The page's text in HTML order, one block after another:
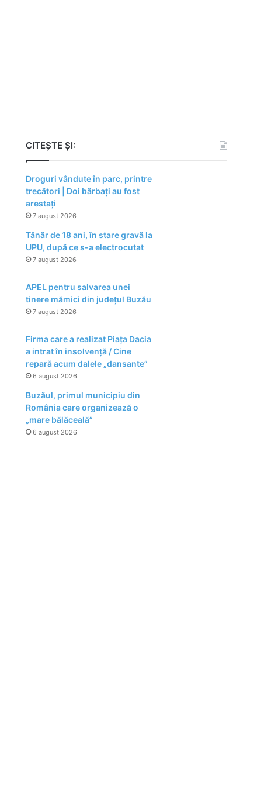
CITEȘTE ȘI:
Droguri vândute în parc, printre
trecători | Doi bărbați au fost
arestați
7 august 2026
Tânăr de 18 ani, în stare gravă la
UPU, după ce s-a electrocutat
7 august 2026
APEL pentru salvarea unei
tinere mămici din județul Buzău
7 august 2026
Firma care a realizat Piața Dacia
a intrat în insolvență / Cine
repară acum dalele „dansante”
6 august 2026
Buzăul, primul municipiu din
România care organizează o
„mare bălăceală”
6 august 2026